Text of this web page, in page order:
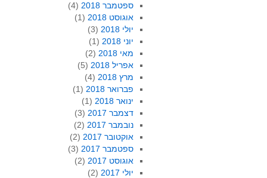
ספטמבר 2018
(4)
אוגוסט 2018
(1)
יולי 2018
(3)
יוני 2018
(1)
מאי 2018
(2)
אפריל 2018
(5)
מרץ 2018
(4)
פברואר 2018
(1)
ינואר 2018
(1)
דצמבר 2017
(3)
נובמבר 2017
(2)
אוקטובר 2017
(2)
ספטמבר 2017
(3)
אוגוסט 2017
(2)
יולי 2017
(2)